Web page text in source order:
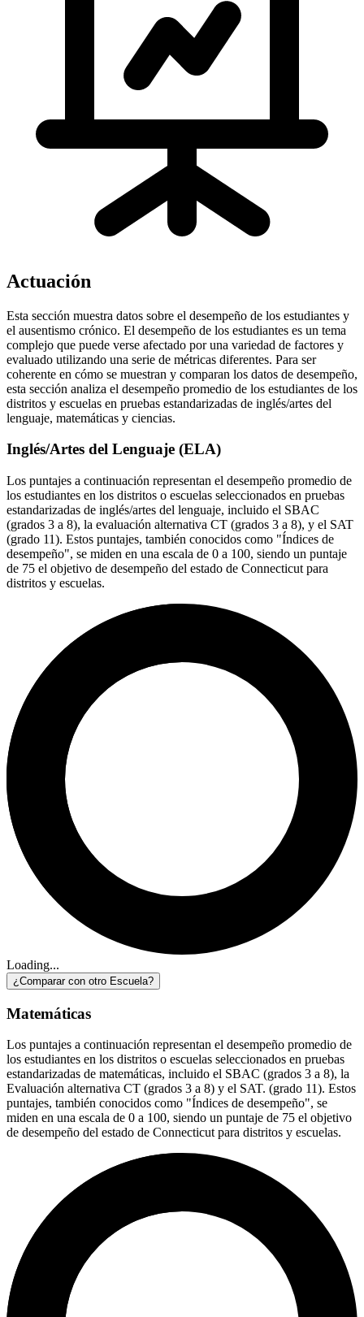
Actuación
Esta sección muestra datos sobre el desempeño de los estudiantes y
el ausentismo crónico. El desempeño de los estudiantes es un tema
complejo que puede verse afectado por una variedad de factores y
evaluado utilizando una serie de métricas diferentes. Para ser
coherente en cómo se muestran y comparan los datos de desempeño,
esta sección analiza el desempeño promedio de los estudiantes de los
distritos y escuelas en pruebas estandarizadas de inglés/artes del
lenguaje, matemáticas y ciencias.
Inglés/Artes del Lenguaje (ELA)
Los puntajes a continuación representan el desempeño promedio de
los estudiantes en los distritos o escuelas seleccionados en pruebas
estandarizadas de inglés/artes del lenguaje, incluido el SBAC
(grados 3 a 8), la evaluación alternativa CT (grados 3 a 8), y el SAT
(grado 11). Estos puntajes, también conocidos como "Índices de
desempeño", se miden en una escala de 0 a 100, siendo un puntaje
de 75 el objetivo de desempeño del estado de Connecticut para
distritos y escuelas.
Loading...
¿Comparar con otro Escuela?
Matemáticas
Los puntajes a continuación representan el desempeño promedio de
los estudiantes en los distritos o escuelas seleccionados en pruebas
estandarizadas de matemáticas, incluido el SBAC (grados 3 a 8), la
Evaluación alternativa CT (grados 3 a 8) y el SAT. (grado 11). Estos
puntajes, también conocidos como "Índices de desempeño", se
miden en una escala de 0 a 100, siendo un puntaje de 75 el objetivo
de desempeño del estado de Connecticut para distritos y escuelas.